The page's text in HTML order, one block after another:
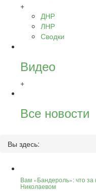
+
ДНР
ЛНР
Сводки
Видео
+
Все новости
Вы здесь:
Вам «Бандероль»: что за
Николаевом